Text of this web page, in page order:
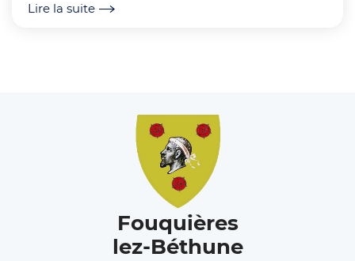
Lire la suite
Fouquières
lez-Béthune